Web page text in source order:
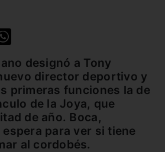
designó a Tony
director deportivo y
primeras funciones la de
de la Joya, que
de año. Boca,
para ver si tiene
al cordobés.